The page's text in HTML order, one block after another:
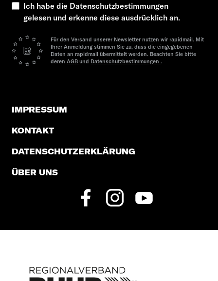
Ich habe die Datenschutzbestimmungen
gelesen und erkenne diese ausdrücklich an.
Für den Versand unserer Newsletter nutzen wir rapidmail. Mit
Ihrer Anmeldung stimmen Sie zu, dass die eingegebenen
Daten an rapidmail übermittelt werden. Beachten Sie bitte
deren AGB und Datenschutzbestimmungen .
IMPRESSUM
KONTAKT
DATENSCHUTZERKLÄRUNG
ÜBER UNS